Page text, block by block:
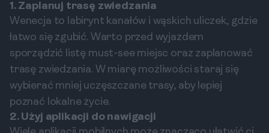
1. Zaplanuj trasę zwiedzania
Wenecja to labirynt kanałów i wąskich uliczek, gdzie
łatwo się zgubić. Warto przed wyjazdem
sporządzić listę must-see miejsc oraz zaplanować
trasę zwiedzania. W miarę możliwości staraj się
wybierać mniej uczęszczane trasy, aby lepiej
poznać lokalne życie.
2. Użyj aplikacji do nawigacji